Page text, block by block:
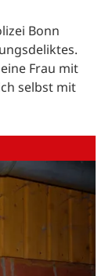
Bonn
Frau mit
selbst mit